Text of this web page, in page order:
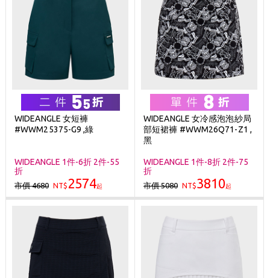
WIDEANGLE 女短褲
#WWM25375-G9 ,綠
WIDEANGLE 1件-6折 2件-55
折
市價 4680 NT$ 2574起
WIDEANGLE 女冷感泡泡紗局
部短裙褲 #WWM26Q71-Z1 ,
黑
WIDEANGLE 1件-8折 2件-75
折
市價 5080 NT$3810起